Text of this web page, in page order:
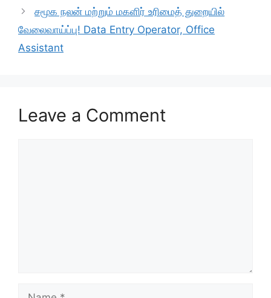
சமூக நலன் மற்றும் மகளிர் உரிமைத் துறையில்
வேலைவாய்ப்பு! Data Entry Operator, Office
Assistant
Leave a Comment
Name